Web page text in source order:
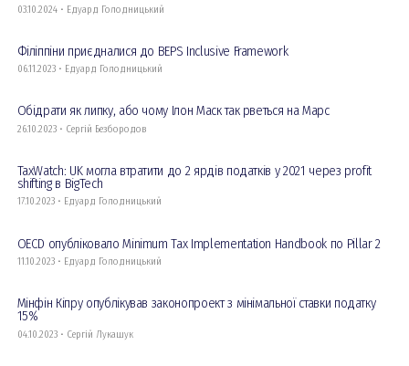
03.10.2024 • Едуард Голодницький
Філіппіни приєдналися до BEPS Inclusive Framework
06.11.2023 • Едуард Голодницький
Обідрати як липку, або чому Ілон Маск так рветься на Марс
26.10.2023 • Сергій Безбородов
TaxWatch: UK могла втратити до 2 ярдів податків у 2021 через profit
shifting в BigTech
17.10.2023 • Едуард Голодницький
OECD опубліковало Minimum Tax Implementation Handbook по Pillar 2
11.10.2023 • Едуард Голодницький
Мінфін Кіпру опублікував законопроект з мінімальної ставки податку
15%
04.10.2023 • Сергій Лукашук